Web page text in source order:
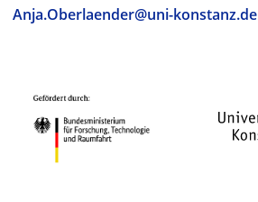
Anja.Oberlaender@uni-konstanz.de